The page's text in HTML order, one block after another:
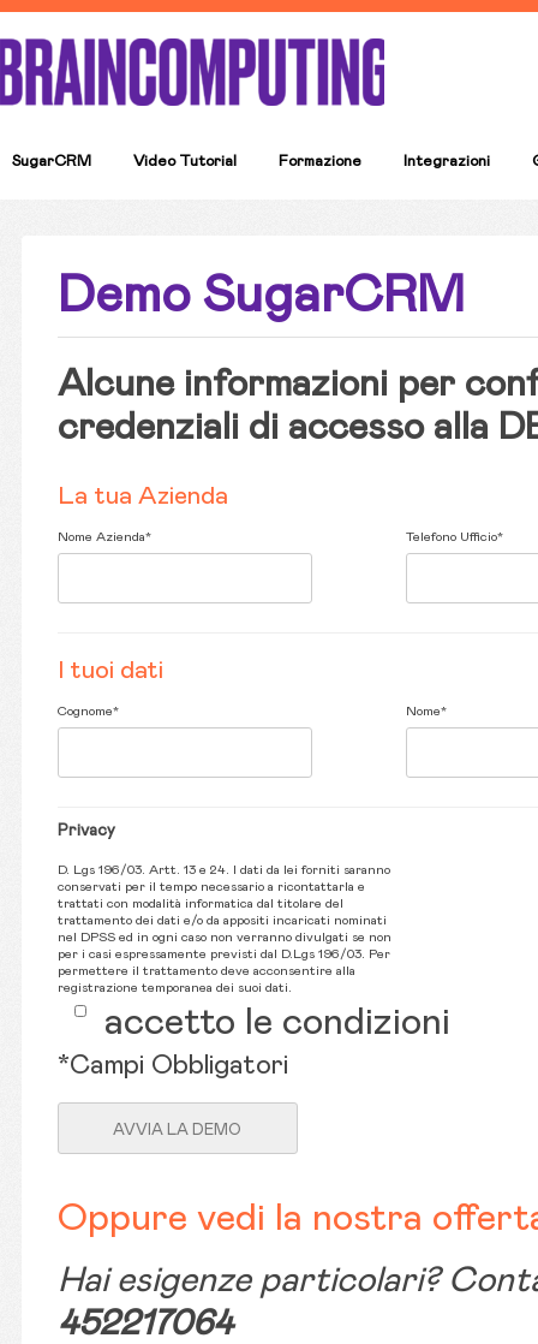
SugarCRM Video Tutorial Formazione Integrazioni
Demo SugarCRM
Alcune informazioni per
credenziali di accesso alla
La tua Azienda
Nome Azienda* Telefono Ufficio*
I tuoi dati
Cognome* Nome*
Privacy
D. Lgs 196/03. Artt. 13 e 24. I dati da lei forniti saranno
conservati per il tempo necessario a ricontattarla e
trattati con modalità informatica dal titolare del
trattamento dei dati e/o da appositi incaricati nominati
nel DPSS ed in ogni caso non verranno divulgati se non
per i casi espressamente previsti dal D.Lgs 196/03. Per
permettere il trattamento deve acconsentire alla
registrazione temporanea dei suoi dati.
accetto le condizioni
*Campi Obbligatori
Oppure vedi la nostra
Hai esigenze particolari?
452217064